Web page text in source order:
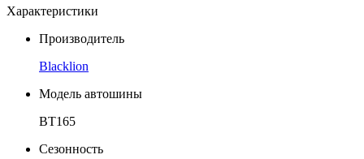
Характеристики
Производитель
Blacklion
Модель автошины
BT165
Сезонность